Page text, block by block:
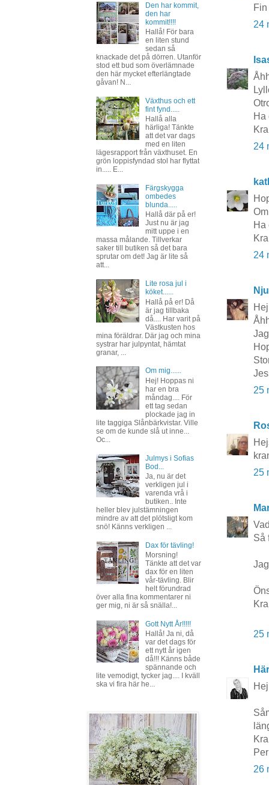
24
Ha
24
Ha
24
25
25
Så
25
26
Den har kommit,
den har
kommit!!!!
Hallå! För bara
en liten stund
sedan så
knackade det på dörren. Utanför
stod ett bud som överlämnade
den här mycket efterlängtade
gåvan! N...
Växthus och ett
fint fynd.....
Hallå alla
härliga! Tänkte
att det var dags
med en liten
lägesrapport från växthuset. En
grön loppisfyndad stol har flyttat
in..... E...
Färgskygga
ombedes
blunda.....
Hallå där på er!
Just nu är jag
mitt uppe i en
massa målande. Tillverkar
saker till butiken så det bara
sprutar om det! Jag är lite så
att...
Lite rosa jul i
köket......
Hallå på er! Då
är jag tillbaka
då.... Har varit på
Västkusten hos
mina föräldrar. Där jag och mina
systrar har julpyntat, hämtat
granar, ...
Om mig......
Hej! Hoppas ni
har en bra
måndag.... För
ett tag sedan
plockade jag in
lite taggiga Slånbärkvistar. Ville
se om de kunde slå ut inne...
Oc...
Julmys i Sofias
Bod...
Ja, nu är det
verkligen jul i
varenda vrå i
butiken.. Inte
heller blev julstämningen
mindre av att det plötsligt kom
snö! Känns verkligen ...
Dax för tävling!
Morsning!
Tänkte att det var
dax för en liten
vår-tävling. Blir
helt förundrad
över alla fina kommentarer ni
ger mig, ni är så snälla!...
Gott Nytt År!!!!!
Hallå! Ja ni, då
var det dags för
ett nytt år igen
då!!! Känns både
spännande och
lite vemodigt, tycker jag.... I kväll
ska vi fira här he...